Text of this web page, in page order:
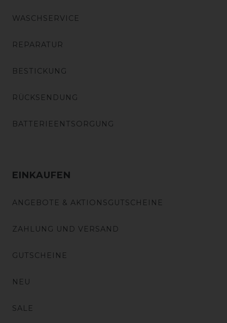
WASCHSERVICE
REPARATUR
BESTICKUNG
RÜCKSENDUNG
BATTERIEENTSORGUNG
EINKAUFEN
ANGEBOTE & AKTIONSGUTSCHEINE
ZAHLUNG UND VERSAND
GUTSCHEINE
NEU
SALE